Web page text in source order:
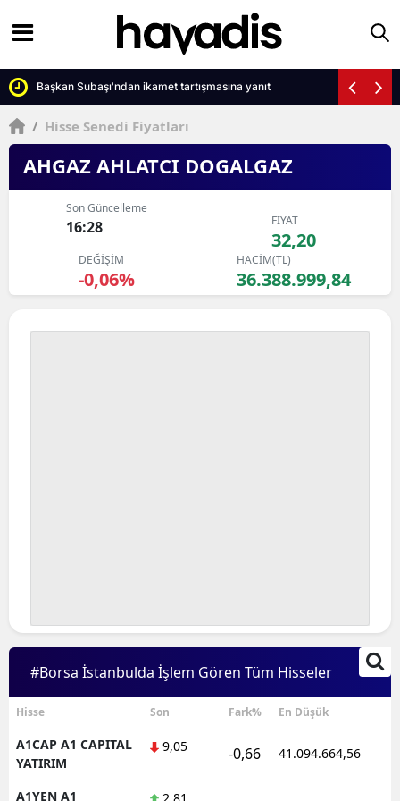
Başkan Subaşı'ndan ikamet tartışmasına yanıt
/ Hisse Senedi Fiyatları
AHGAZ AHLATCI DOGALGAZ
Son Güncelleme
16:28 FİYAT
32,20
DEĞİŞİM
-0,06%
HACİM(TL)
36.388.999,84
#Borsa İstanbulda İşlem Gören Tüm Hisseler
Hisse Son Fark% En Düşük
A1CAP A1 CAPITAL
YATIRIM
9,05 -0,66 41.094.664,56
A1YEN A1